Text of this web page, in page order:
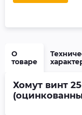
О
товаре
Хомут винт